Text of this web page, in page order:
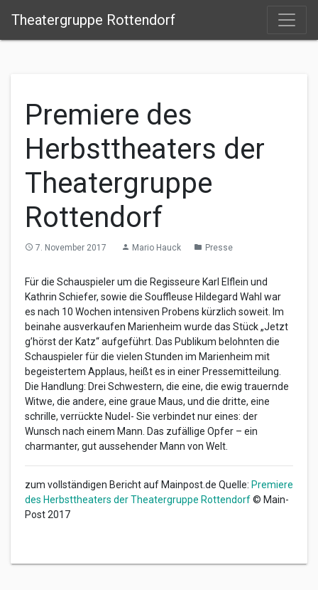
Theatergruppe Rottendorf
Premiere des
Herbsttheaters der
Theatergruppe
Rottendorf
access_time 7. November 2017 person Mario Hauck folder Presse
Für die Schauspieler um die Regisseure Karl Elflein und
Kathrin Schiefer, sowie die Souffleuse Hildegard Wahl war
es nach 10 Wochen intensiven Probens kürzlich soweit. Im
beinahe ausverkaufen Marienheim wurde das Stück „Jetzt
g’hörst der Katz“ aufgeführt. Das Publikum belohnten die
Schauspieler für die vielen Stunden im Marienheim mit
begeistertem Applaus, heißt es in einer Pressemitteilung.
Die Handlung: Drei Schwestern, die eine, die ewig trauernde
Witwe, die andere, eine graue Maus, und die dritte, eine
schrille, verrückte Nudel- Sie verbindet nur eines: der
Wunsch nach einem Mann. Das zufällige Opfer – ein
charmanter, gut aussehender Mann von Welt.
zum vollständigen Bericht auf Mainpost.de Quelle: Premiere
des Herbsttheaters der Theatergruppe Rottendorf© Main-
Post 2017